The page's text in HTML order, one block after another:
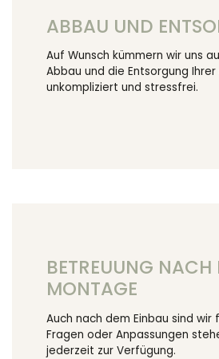
ABBAU UND
Auf Wunsch kümmern wir uns
Abbau und die Entsorgung
unkompliziert und stressfrei.
BETREUUNG NACH
MONTAGE
Auch nach dem Einbau sind wir
Fragen oder Anpassungen
jederzeit zur Verfügung.